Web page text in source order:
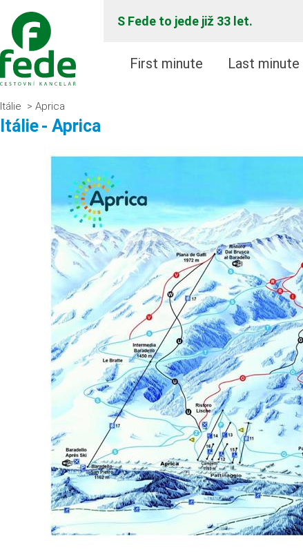
S Fede to jede již 33 let.
First minute Last minute
Itálie > Aprica
Itálie- Aprica